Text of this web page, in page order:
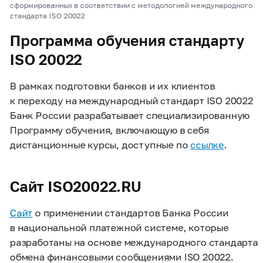
сформированных в соответствии с методологией международного
стандарта ISO 20022
Программа обучения стандарту
ISO 20022
В рамках подготовки банков и их клиентов
к переходу на международный стандарт ISO 20022
Банк России разрабатывает специализированную
Программу обучения, включающую в себя
дистанционные курсы, доступные поссылке.
Сайт ISO20022.RU
Сайт о применении стандартов Банка России
в национальной платежной системе, которые
разработаны на основе международного стандарта
обмена финансовыми сообщениями ISO 20022.